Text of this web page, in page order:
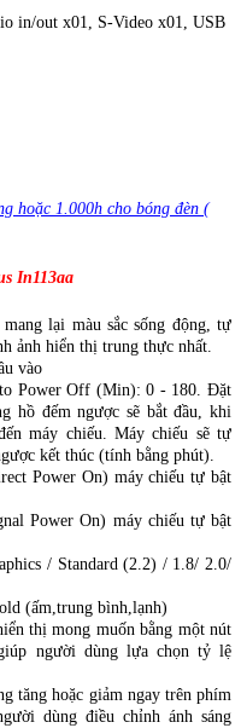
in/out x01, S-Video x01, USB
hoặc 1.000h cho bóng đèn (
In113aa
lại màu sắc sống động, tự
ảnh hiển thị trung thực nhất.
vào
Power Off (Min): 0 - 180. Đặt
hồ đếm ngược sẽ bắt đầu, khi
máy chiếu. Máy chiếu sẽ tự
kết thúc (tính bằng phút).
Power On) máy chiếu tự bật
Power On) máy chiếu tự bật
/ Standard (2.2) / 1.8/ 2.0/
(ấm,trung bình,lạnh)
thị mong muốn bằng một nút
người dùng lựa chọn tỷ lệ
tăng hoặc giảm ngay trên phím
dùng điều chỉnh ánh sáng